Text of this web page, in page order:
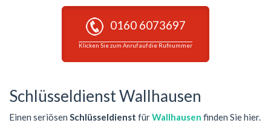
0160 6073697
Klicken Sie zum Anruf auf die Rufnummer
Schlüsseldienst Wallhausen
Einen seriösen Schlüsseldienst fürWallhausen finden Sie hier.